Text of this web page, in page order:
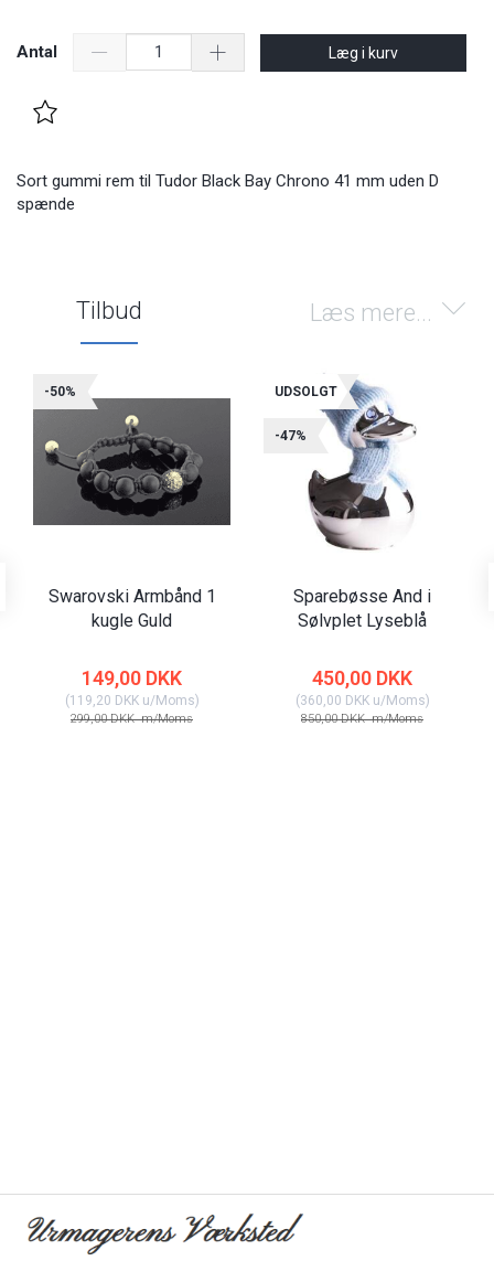
Antal Læg i kurv
Sort gummi rem til Tudor Black Bay Chrono 41 mm uden D
spænde
Læs mere...
Tilbud
-50%
Swarovski Armbånd 1
kugle Guld
149,00 DKK
(119,20 DKKu/Moms)
299,00 DKKm/Moms
UDSOLGT
-47%
Sparebøsse And i
Sølvplet Lyseblå
450,00 DKK
(360,00 DKKu/Moms)
850,00 DKKm/Moms